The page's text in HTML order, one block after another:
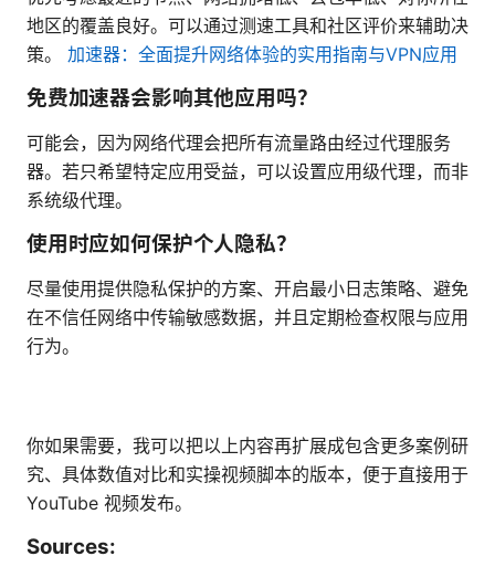
地区的覆盖良好。可以通过测速工具和社区评价来辅助决
策。 加速器：全面提升网络体验的实用指南与VPN应用
免费加速器会影响其他应用吗？
可能会，因为网络代理会把所有流量路由经过代理服务
器。若只希望特定应用受益，可以设置应用级代理，而非
系统级代理。
使用时应如何保护个人隐私？
尽量使用提供隐私保护的方案、开启最小日志策略、避免
在不信任网络中传输敏感数据，并且定期检查权限与应用
行为。
你如果需要，我可以把以上内容再扩展成包含更多案例研
究、具体数值对比和实操视频脚本的版本，便于直接用于
YouTube 视频发布。
Sources: